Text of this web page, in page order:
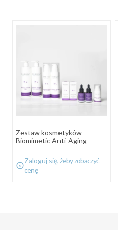
Zestaw kosmetyków
Biomimetic Anti-Aging
Zaloguj się, żeby zobaczyć
cenę